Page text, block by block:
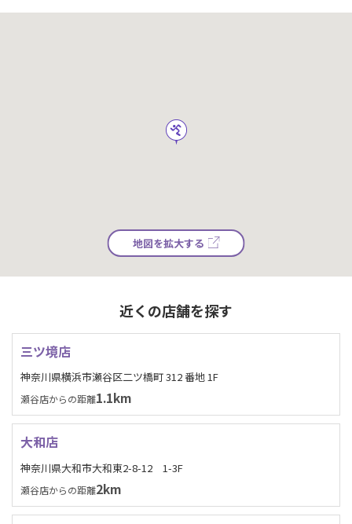
地図を拡大する
近くの店舗を探す
三ツ境店
神奈川県横浜市瀬谷区二ツ橋町 312 番地 1F
瀬谷店からの距離1.1km
大和店
神奈川県大和市大和東2-8-12 1-3F
瀬谷店からの距離2km